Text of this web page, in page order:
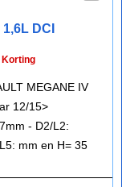
DCI
Korting
MEGANE IV
12/15>
- D2/L2:
mm en H= 35